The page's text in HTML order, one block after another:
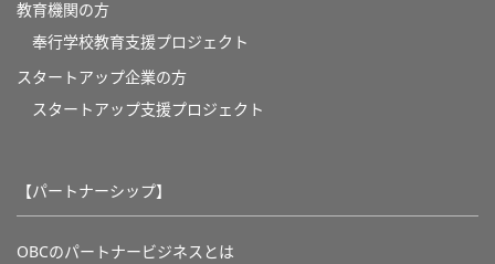
教育機関の方
奉⾏学校教育⽀援プロジェクト
スタートアップ企業の方
スタートアップ支援プロジェクト
【パートナーシップ】
OBCのパートナービジネスとは